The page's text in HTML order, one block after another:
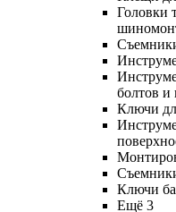
Головки
болтов и
Ключи
Ключи
Ещё 3